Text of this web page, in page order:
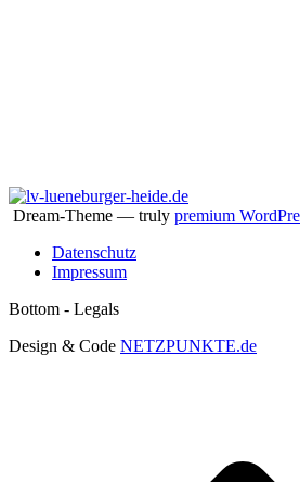
Dream-Theme — truly premium
Datenschutz
Impressum
Bottom - Legals
Design & Code NETZPUNKTE.de